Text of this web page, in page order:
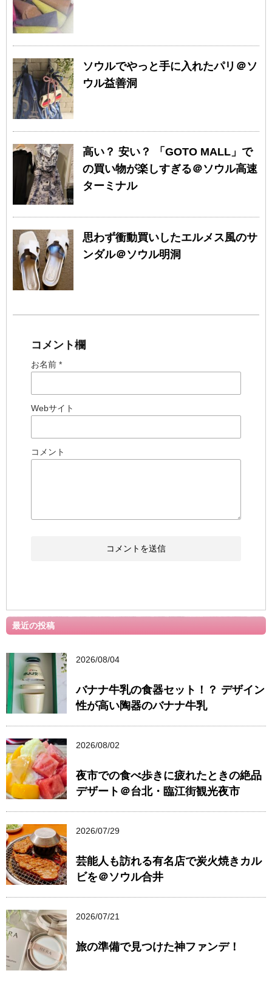
ソウルでやっと手に入れたパリ＠ソ
ウル益善洞
高い？ 安い？ 「GOTO MALL」で
の買い物が楽しすぎる＠ソウル高速
ターミナル
思わず衝動買いしたエルメス風のサ
ンダル＠ソウル明洞
コメント欄
お名前 *
Webサイト
コメント
最近の投稿
2026/08/04
バナナ牛乳の食器セット！？ デザイン
性が高い陶器のバナナ牛乳
2026/08/02
夜市での食べ歩きに疲れたときの絶品
デザート＠台北・臨江街観光夜市
2026/07/29
芸能人も訪れる有名店で炭火焼きカル
ビを＠ソウル合井
2026/07/21
旅の準備で見つけた神ファンデ！